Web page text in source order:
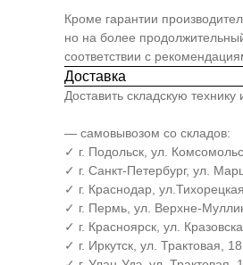
Кроме гарантии
но на более
соответствии с
Доставка
Доставить складскую
— самовывозом со складов:
✓ г. Подольск, ул.
✓ г. Санкт-Петербург, ул.
✓ г. Краснодар,
✓ г. Пермь, ул. Верхне-
✓ г. Красноярск, ул.
✓ г. Иркутск, ул. Трактовая,